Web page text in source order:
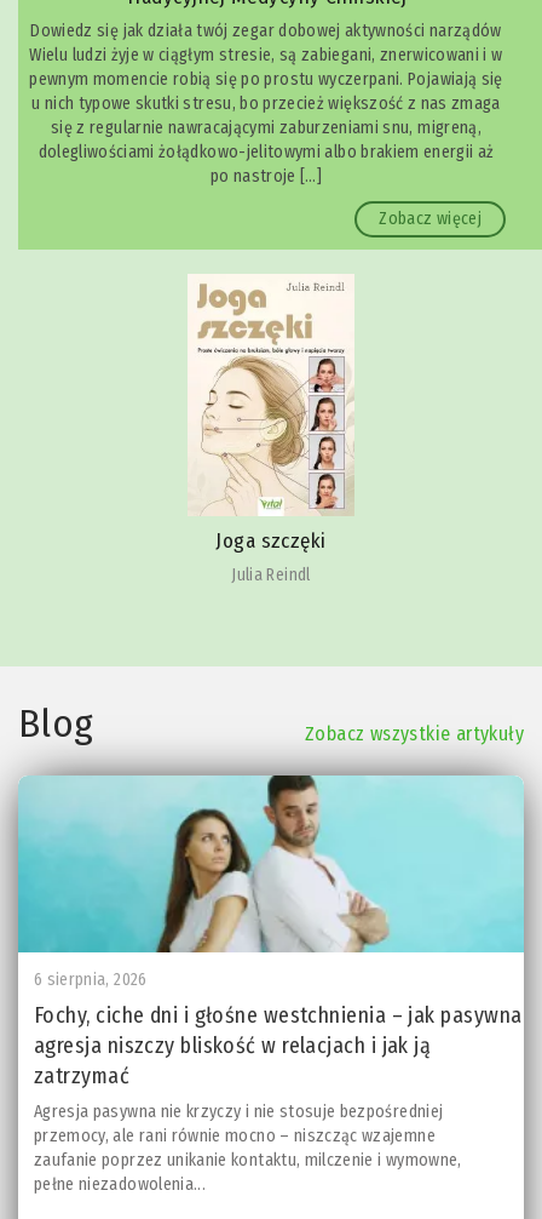
Dowiedz się jak działa twój zegar dobowej aktywności narządów
Wielu ludzi żyje w ciągłym stresie, są zabiegani, znerwicowani i w
pewnym momencie robią się po prostu wyczerpani. Pojawiają się
u nich typowe skutki stresu, bo przecież większość z nas zmaga
się z regularnie nawracającymi zaburzeniami snu, migreną,
dolegliwościami żołądkowo-jelitowymi albo brakiem energii aż
po nastroje […]
Zobacz więcej
Joga szczęki
Julia Reindl
Blog Zobacz wszystkie artykuły
6 sierpnia, 2026
Fochy, ciche dni i głośne westchnienia – jak pasywna
agresja niszczy bliskość w relacjach i jak ją
zatrzymać
Agresja pasywna nie krzyczy i nie stosuje bezpośredniej
przemocy, ale rani równie mocno – niszcząc wzajemne
zaufanie poprzez unikanie kontaktu, milczenie i wymowne,
pełne niezadowolenia...